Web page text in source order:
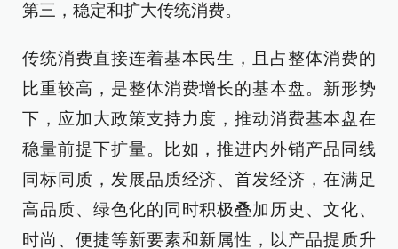
第三，稳定和扩大传统消费。
传统消费直接连着基本民生，且占整体消费的
比重较高，是整体消费增长的基本盘。新形势
下，应加大政策支持力度，推动消费基本盘在
稳量前提下扩量。比如，推进内外销产品同线
同标同质，发展品质经济、首发经济，在满足
高品质、绿色化的同时积极叠加历史、文化、
时尚、便捷等新要素和新属性，以产品提质升